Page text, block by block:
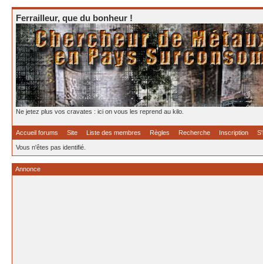
Ferrailleur, que du bonheur !
Ne jetez plus vos cravates : ici on vous les reprend au kilo.
Accueil forums Site Liste des membres Règles Recherche Inscription
Vous n'êtes pas identifié.
Annonce